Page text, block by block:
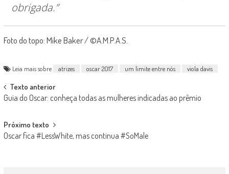
obrigada.”
Foto do topo: Mike Baker / ©A.M.P.A.S.
Leia mais sobre atrizes oscar 2017 um limite entre nós viola davis
Post
navigation
Texto anterior
Guia do Oscar: conheça todas as mulheres indicadas ao prêmio
Próximo texto
Oscar fica #LessWhite, mas continua #SoMale